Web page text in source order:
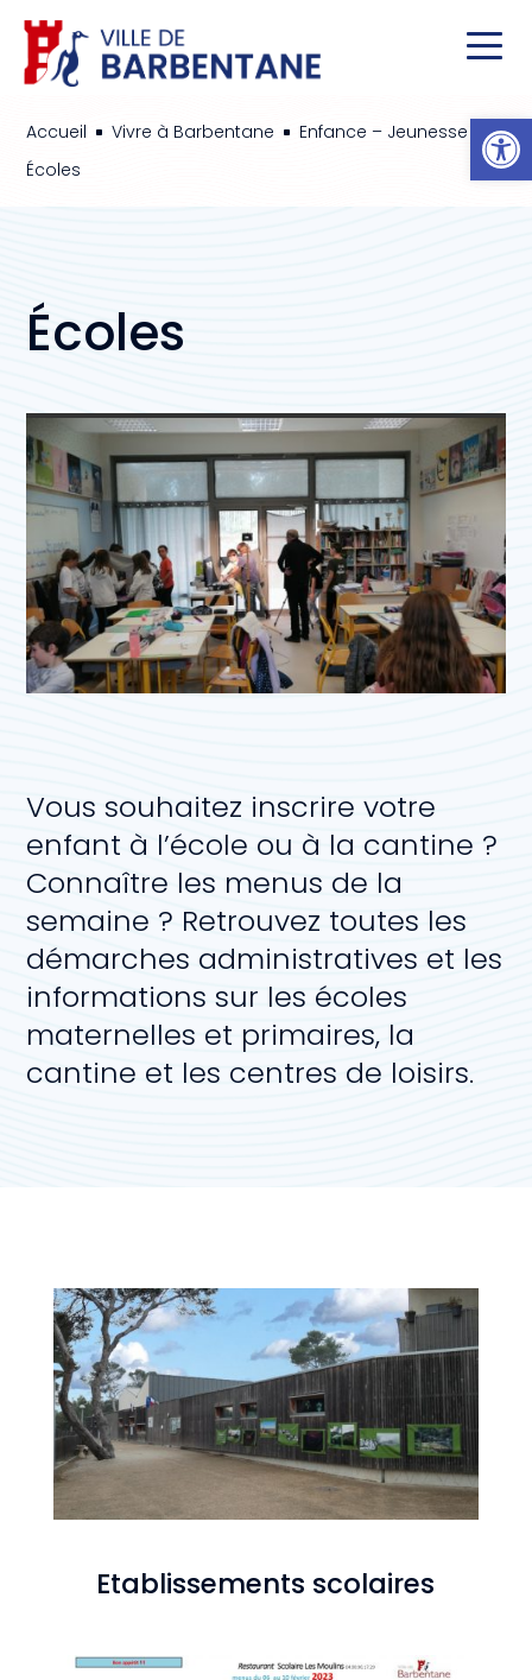
Accueil ^ Vivre à Barbentane ^ Enfance – Jeunesse ^
Écoles
Écoles
Vous souhaitez inscrire votre
enfant à l’école ou à la cantine ?
Connaître les menus de la
semaine ? Retrouvez toutes les
démarches administratives et les
informations sur les écoles
maternelles et primaires, la
cantine et les centres de loisirs.
Etablissements scolaires